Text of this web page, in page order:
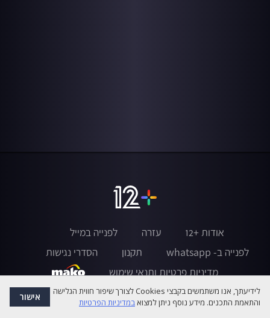
אודות +12 עזרה
לפנייה במייל
לפנייה ב- whatsapp
תקנון
הסדרי נגישות
מדיניות פרטיות ותנאי שימוש
לידיעתך, אנו משתמשים בקבצי Cookies לצורך שיפור חווית הגלישה
והתאמת התכנים. מידע נוסף ניתן למצואבמדיניות הפרטיות אישור